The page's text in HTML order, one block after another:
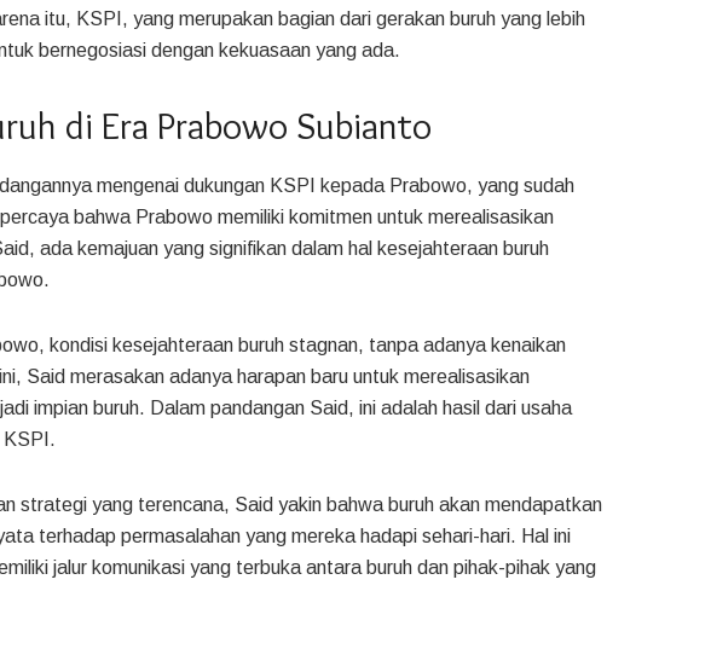
itu, KSPI, yang merupakan bagian dari gerakan buruh yang lebih
bernegosiasi dengan kekuasaan yang ada.
di Era Prabowo Subianto
mengenai dukungan KSPI kepada Prabowo, yang sudah
bahwa Prabowo memiliki komitmen untuk merealisasikan
ada kemajuan yang signifikan dalam hal kesejahteraan buruh
kondisi kesejahteraan buruh stagnan, tanpa adanya kenaikan
Said merasakan adanya harapan baru untuk merealisasikan
impian buruh. Dalam pandangan Said, ini adalah hasil dari usaha
KSPI.
strategi yang terencana, Said yakin bahwa buruh akan mendapatkan
terhadap permasalahan yang mereka hadapi sehari-hari. Hal ini
jalur komunikasi yang terbuka antara buruh dan pihak-pihak yang